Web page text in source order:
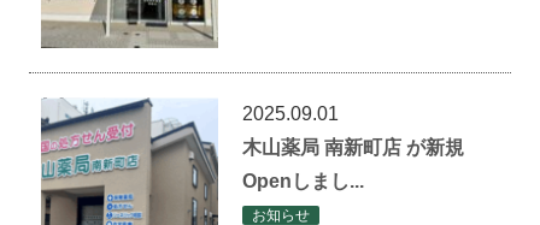
2025.09.01
木山薬局 南新町店 が新規
Openしまし...
お知らせ